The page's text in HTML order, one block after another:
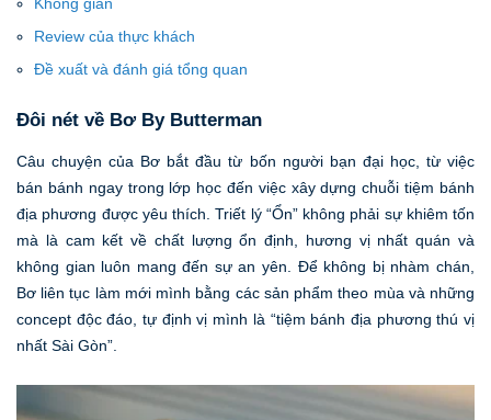
Không gian
Review của thực khách
Đề xuất và đánh giá tổng quan
Đôi nét về Bơ By Butterman
Câu chuyện của Bơ bắt đầu từ bốn người bạn đại học, từ việc
bán bánh ngay trong lớp học đến việc xây dựng chuỗi tiệm bánh
địa phương được yêu thích. Triết lý “Ổn” không phải sự khiêm tốn
mà là cam kết về chất lượng ổn định, hương vị nhất quán và
không gian luôn mang đến sự an yên. Để không bị nhàm chán,
Bơ liên tục làm mới mình bằng các sản phẩm theo mùa và những
concept độc đáo, tự định vị mình là “tiệm bánh địa phương thú vị
nhất Sài Gòn”.